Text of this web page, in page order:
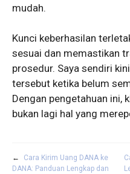
mudah.
Kunci keberhasilan
sesuai dan memastikan
prosedur. Saya sendiri
tersebut ketika belum
Dengan pengetahuan ini,
bukan lagi hal yang
←
Cara Kirim Uang DANA ke
DANA: Panduan Lengkap dan